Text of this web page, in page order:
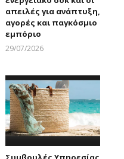
απειλές για ανάπτυξη,
αγορές και παγκόσμιο
εμπόριο
29/07/2026